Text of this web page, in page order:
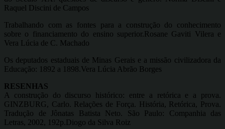
Raquel Discini de Campos
Trabalhando com as fontes para a construção do conhecimento
sobre o financiamento do ensino superior.Rosane Gaviti Vilera e
Vera Lúcia de C. Machado
Os deputados estaduais de Minas Gerais e a missão civilizadora da
Educação: 1892 a 1898.Vera Lúcia Abrão Borges
RESENHAS
A construção do discurso histórico: entre a retórica e a prova.
GINZBURG, Carlo. Relações de Força. História, Retórica, Prova.
Tradução de Jônatas Batista Neto. São Paulo: Companhia das
Letras, 2002, 192p.Diogo da Silva Roiz